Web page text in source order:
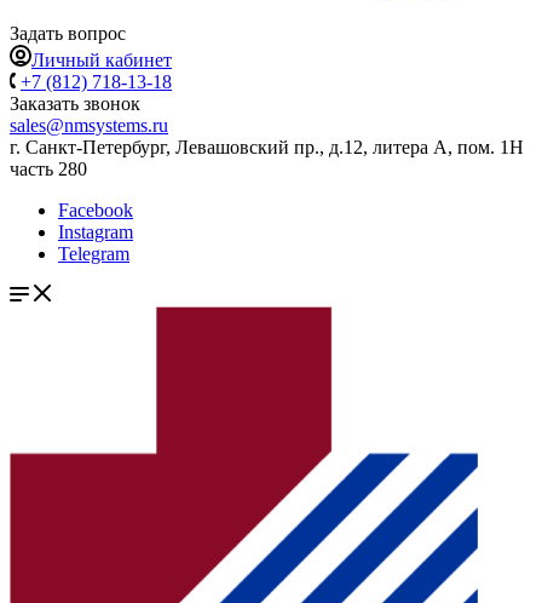
Задать вопрос
Личный кабинет
+7 (812) 718-13-18
Заказать звонок
sales@nmsystems.ru
г. Санкт-Петербург, Левашовский пр., д.12, литера А, пом. 1Н
часть 280
Facebook
Instagram
Telegram